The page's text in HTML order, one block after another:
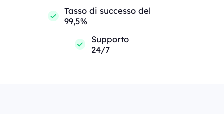
Tasso di successo del
99,5%
Supporto
24/7